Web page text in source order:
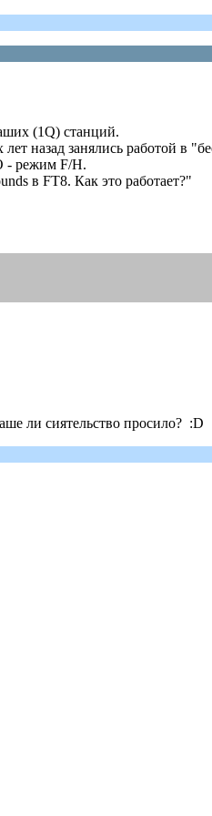
(1Q) станций.
назад занялись работой в
- режим F/H.
в FT8. Как это работает?"
ли сиятельство просило? :D